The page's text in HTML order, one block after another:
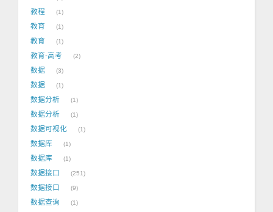
教程 1
教育 1
教育 1
教育-高考 2
数据 3
数据 1
数据分析 1
数据分析 1
数据可视化 1
数据库 1
数据库 1
数据接口 251
数据接口 9
数据查询 1